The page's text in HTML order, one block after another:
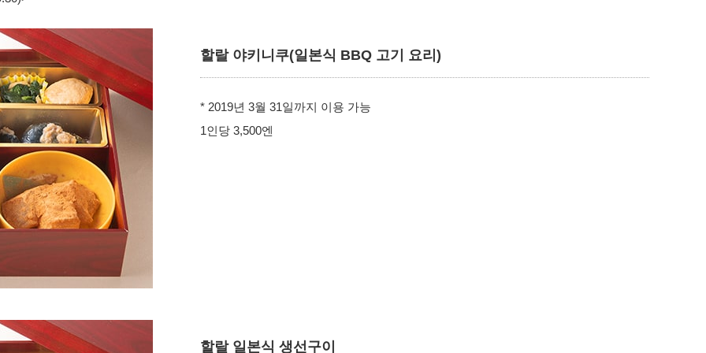
할랄 야키니쿠(일본식 BBQ 고기 요리)
* 2019년 3월 31일까지 이용 가능
1인당 3,500엔
할랄 일본식 생선구이